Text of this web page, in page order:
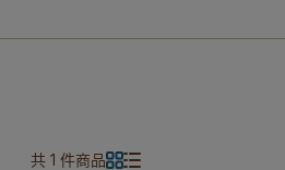
共 1 件商品